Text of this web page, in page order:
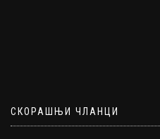
СКОРАШЊИ ЧЛАНЦИ